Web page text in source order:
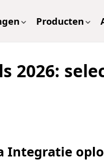
Producten
2026:
Integratie